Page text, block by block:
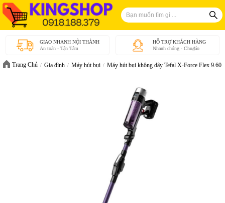
GIAO NHANH NỘI THÀNH
An toàn - Tận Tâm
HỖ TRỢ KHÁCH HÀNG
Nhanh chóng - Chu₫áo
Trang Chủ Gia đình Máy hút bụi Máy hút bụi không dây Tefal X-Force Flex 9.60